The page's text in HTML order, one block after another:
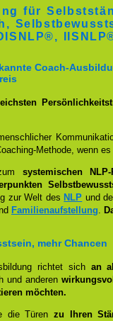
für
Coach-
Methode, wenn
systemischen
zur Welt des NLP und
Familienaufstellung.
mehr Chancen
richtet sich an
und anderen
möchten.
die Türenzu Ihren